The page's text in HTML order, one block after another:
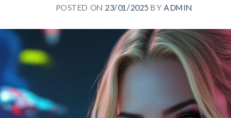
POSTED ON 23/01/2025 BYADMIN